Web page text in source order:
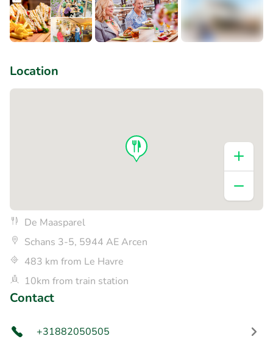
Location
De Maasparel
Schans 3-5, 5944 AE Arcen
483 km from Le Havre
10km from train station
Contact
+31882050505